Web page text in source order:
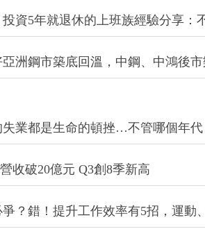
資5年就退休的上班族經驗分享：
洲鋼市築底回溫，中鋼、中鴻後
業都是生命的頓挫…不管哪個年
收破20億元 Q3創8季新高
？錯！提升工作效率有5招，運動